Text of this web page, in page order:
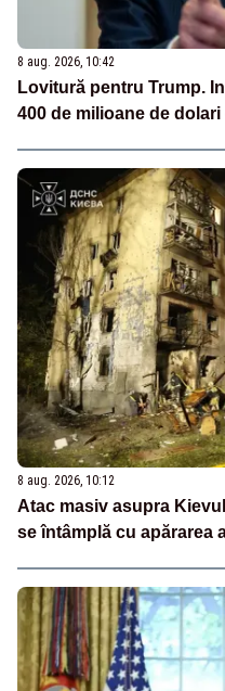
8 aug. 2026, 10:42
Lovitură pentru Trump.
400 de milioane de
8 aug. 2026, 10:12
Atac masiv asupra
se întâmplă cu apărarea